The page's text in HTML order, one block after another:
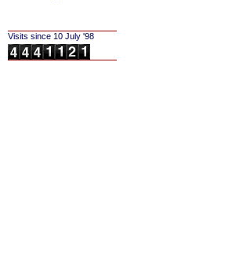
Visits since 10 July '98